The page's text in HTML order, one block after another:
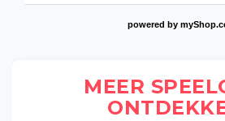
powered by
MEER